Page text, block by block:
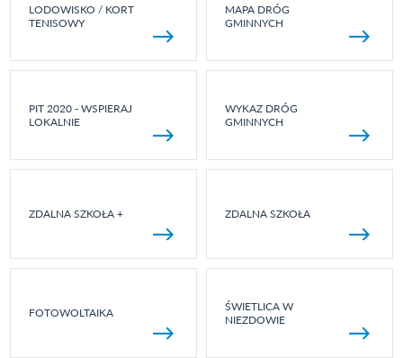
LODOWISKO / KORT
TENISOWY
MAPA DRÓG
GMINNYCH
PIT 2020 - WSPIERAJ
LOKALNIE
WYKAZ DRÓG
GMINNYCH
ZDALNA SZKOŁA + ZDALNA SZKOŁA
FOTOWOLTAIKA
ŚWIETLICA W
NIEZDOWIE